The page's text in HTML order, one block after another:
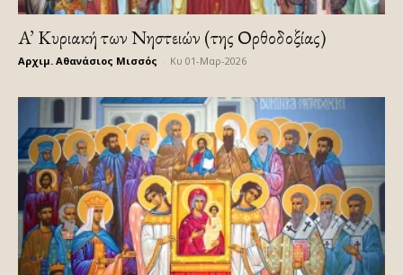
A’ Κυριακή των Νηστειών (της Ορθοδοξίας)
Αρχιμ. Αθανάσιος Μισσός Κυ 01-Μαρ-2026